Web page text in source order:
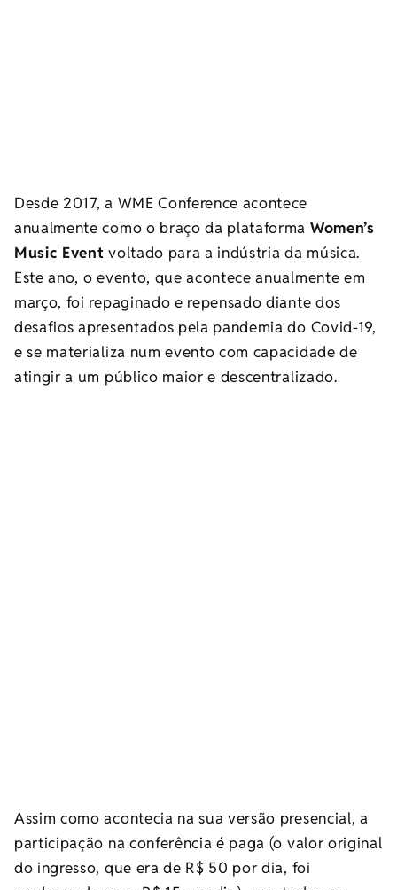
Desde 2017, a WME Conference acontece
anualmente como o braço da plataforma Women’s
Music Event voltado para a indústria da música.
Este ano, o evento, que acontece anualmente em
março, foi repaginado e repensado diante dos
desafios apresentados pela pandemia do Covid-19,
e se materializa num evento com capacidade de
atingir a um público maior e descentralizado.
Assim como acontecia na sua versão presencial, a
participação na conferência é paga (o valor original
do ingresso, que era de R$ 50 por dia, foi